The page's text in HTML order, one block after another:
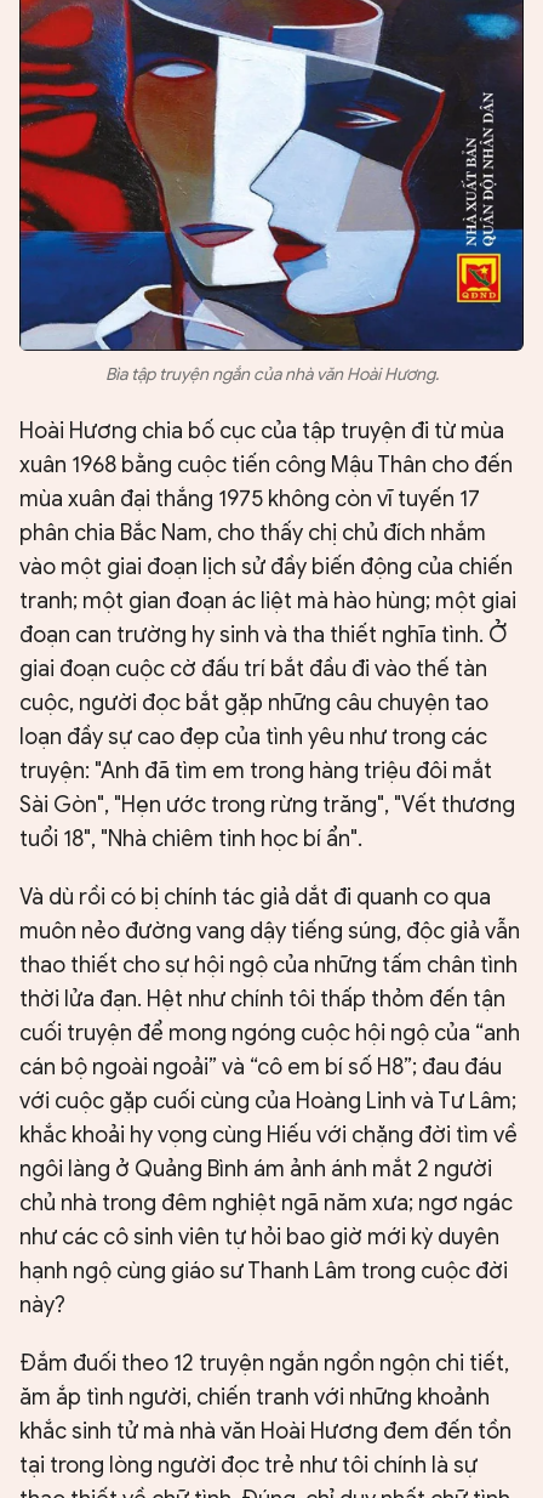
Bìa tập truyện ngắn của nhà văn Hoài Hương.
Hoài Hương chia bố cục của tập truyện đi từ mùa
xuân 1968 bằng cuộc tiến công Mậu Thân cho đến
mùa xuân đại thắng 1975 không còn vĩ tuyến 17
phân chia Bắc Nam, cho thấy chị chủ đích nhắm
vào một giai đoạn lịch sử đầy biến động của chiến
tranh; một gian đoạn ác liệt mà hào hùng; một giai
đoạn can trường hy sinh và tha thiết nghĩa tình. Ở
giai đoạn cuộc cờ đấu trí bắt đầu đi vào thế tàn
cuộc, người đọc bắt gặp những câu chuyện tao
loạn đầy sự cao đẹp của tình yêu như trong các
truyện: "Anh đã tìm em trong hàng triệu đôi mắt
Sài Gòn", "Hẹn ước trong rừng trăng", "Vết thương
tuổi 18", "Nhà chiêm tinh học bí ẩn".
Và dù rồi có bị chính tác giả dắt đi quanh co qua
muôn nẻo đường vang dậy tiếng súng, độc giả vẫn
thao thiết cho sự hội ngộ của những tấm chân tình
thời lửa đạn. Hệt như chính tôi thấp thỏm đến tận
cuối truyện để mong ngóng cuộc hội ngộ của “anh
cán bộ ngoài ngoải” và “cô em bí số H8”; đau đáu
với cuộc gặp cuối cùng của Hoàng Linh và Tư Lâm;
khắc khoải hy vọng cùng Hiếu với chặng đời tìm về
ngôi làng ở Quảng Bình ám ảnh ánh mắt 2 người
chủ nhà trong đêm nghiệt ngã năm xưa; ngơ ngác
như các cô sinh viên tự hỏi bao giờ mới kỳ duyên
hạnh ngộ cùng giáo sư Thanh Lâm trong cuộc đời
này?
Đắm đuối theo 12 truyện ngắn ngồn ngộn chi tiết,
ăm ắp tình người, chiến tranh với những khoảnh
khắc sinh tử mà nhà văn Hoài Hương đem đến tồn
tại trong lòng người đọc trẻ như tôi chính là sự